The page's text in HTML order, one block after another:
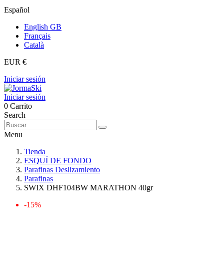
Español
English GB
Français
Català
EUR €
Iniciar sesión
Iniciar sesión
0 Carrito
Search
Menu
Tienda
ESQUÍ DE FONDO
Parafinas Deslizamiento
Parafinas
SWIX DHF104BW MARATHON 40gr
-15%